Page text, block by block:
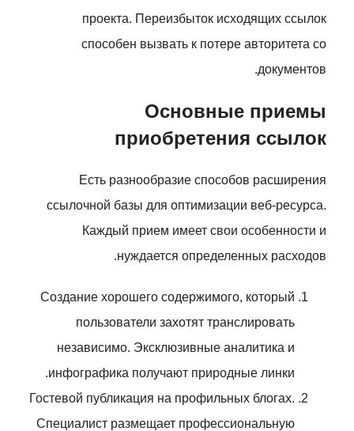
проекта. Переизбыток исходящих ссылок
способен вызвать к потере авторитета со
документов.
Основные приемы
приобретения ссылок
Есть разнообразие способов расширения
ссылочной базы для оптимизации веб-ресурса.
Каждый прием имеет свои особенности и
нуждается определенных расходов.
Создание хорошего содержимого, который
пользователи захотят транслировать
независимо. Эксклюзивные аналитика и
инфографика получают природные линки.
Гостевой публикация на профильных блогах.
Специалист размещает профессиональную